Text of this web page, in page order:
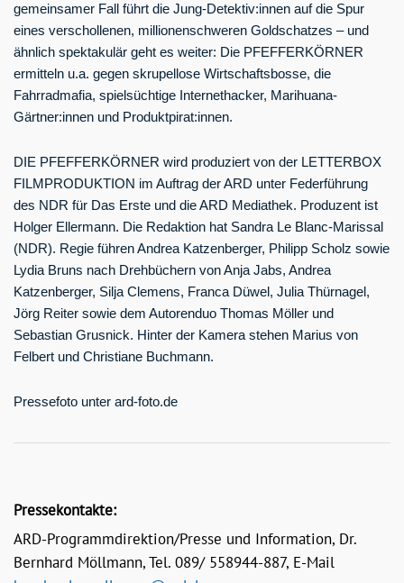
gemeinsamer Fall führt die Jung-Detektiv:innen auf die Spur
eines verschollenen, millionenschweren Goldschatzes – und
ähnlich spektakulär geht es weiter: Die PFEFFERKÖRNER
ermitteln u.a. gegen skrupellose Wirtschaftsbosse, die
Fahrradmafia, spielsüchtige Internethacker, Marihuana-
Gärtner:innen und Produktpirat:innen.
DIE PFEFFERKÖRNER wird produziert von der LETTERBOX
FILMPRODUKTION im Auftrag der ARD unter Federführung
des NDR für Das Erste und die ARD Mediathek. Produzent ist
Holger Ellermann. Die Redaktion hat Sandra Le Blanc-Marissal
(NDR). Regie führen Andrea Katzenberger, Philipp Scholz sowie
Lydia Bruns nach Drehbüchern von Anja Jabs, Andrea
Katzenberger, Silja Clemens, Franca Düwel, Julia Thürnagel,
Jörg Reiter sowie dem Autorenduo Thomas Möller und
Sebastian Grusnick. Hinter der Kamera stehen Marius von
Felbert und Christiane Buchmann.
Pressefoto unter ard-foto.de
Pressekontakte:
ARD-Programmdirektion/Presse und Information, Dr.
Bernhard Möllmann, Tel. 089/ 558944-887, E-Mail